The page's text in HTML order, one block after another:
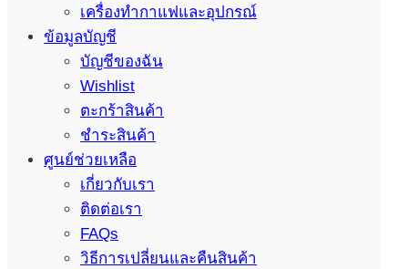
เครื่องทำกาแฟและอุปกรณ์
ข้อมูลบัญชี
บัญชีของฉัน
Wishlist
ตะกร้าสินค้า
ชำระสินค้า
ศูนย์ช่วยเหลือ
เกี่ยวกับเรา
ติดต่อเรา
FAQs
วิธีการเปลี่ยนและคืนสินค้า